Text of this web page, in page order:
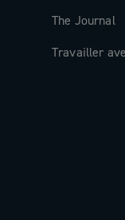
The Journal
Travailler